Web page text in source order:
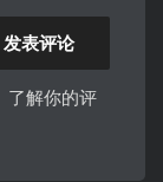
了解你的评